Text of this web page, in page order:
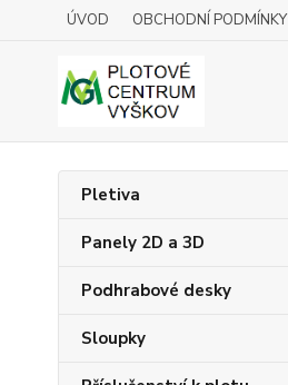
ÚVOD OBCHODNÍ PODMÍNKY
Pletiva
Panely 2D a 3D
Podhrabové desky
Sloupky